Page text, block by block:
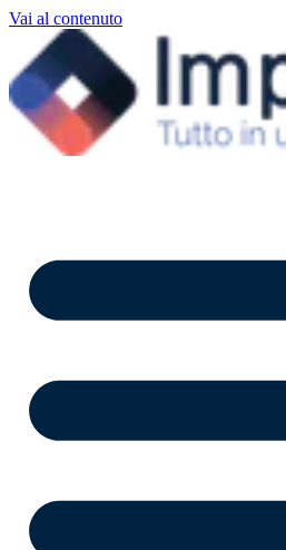
Vai al contenuto